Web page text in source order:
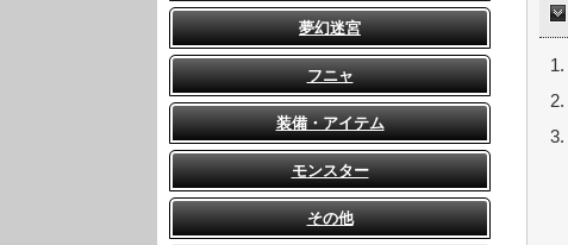
夢幻迷宮
フニャ
装備・アイテム
モンスター
その他